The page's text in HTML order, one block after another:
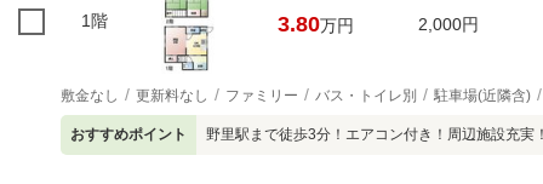
1階 3.80万円 2,000円
敷金なし 更新料なし ファミリー バス・トイレ別 駐車場(近隣含)
おすすめポイント 野里駅まで徒歩3分！エアコン付き！周辺施設充